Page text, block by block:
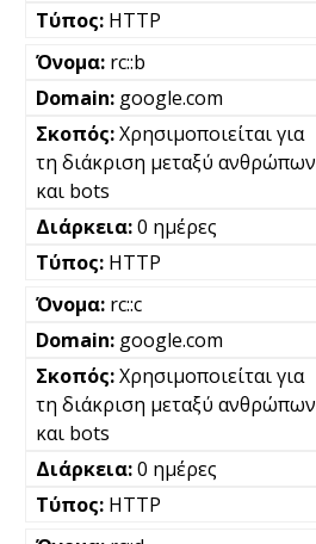
HTTP
rc::b
google.com
Χρησιμοποιείται για
τη διάκριση μεταξύ ανθρώπων
και bots
0 ημέρες
HTTP
rc::c
google.com
Χρησιμοποιείται για
τη διάκριση μεταξύ ανθρώπων
και bots
0 ημέρες
HTTP